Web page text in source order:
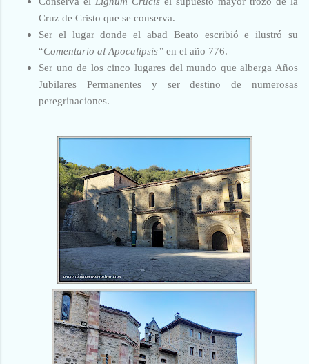
Cruz de Cristo que se conserva.
Ser el lugar donde el abad Beato escribió e ilustró su
“Comentario al Apocalipsis” en el año 776.
Ser uno de los cinco lugares del mundo que alberga Años
Jubilares Permanentes y ser destino de numerosas
peregrinaciones.